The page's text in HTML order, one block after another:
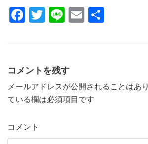
F
b
o
o
k
T
er
Li E
コメントを残す
メールアドレスが公開されることはあ
ている欄は必須項目です
コメント